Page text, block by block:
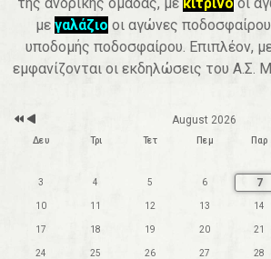
με γαλάζιο οι αγώνες
υποδομής ποδοσφαίρου. Επιπλέον,
εμφανίζονται οι εκδηλώσεις του Α.Σ.
t
August 2026
Δευ Τρι Τετ Πεμ Παρ
3 4 5 6 7
10 11 12 13 14
17 18 19 20 21
24 25 26 27 28